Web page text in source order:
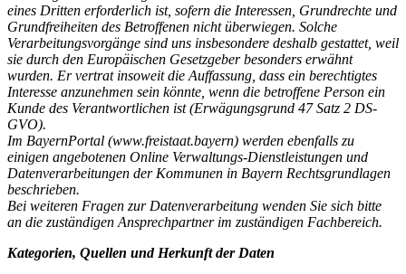
eines Dritten erforderlich ist, sofern die Interessen, Grundrechte und
Grundfreiheiten des Betroffenen nicht überwiegen. Solche
Verarbeitungsvorgänge sind uns insbesondere deshalb gestattet, weil
sie durch den Europäischen Gesetzgeber besonders erwähnt
wurden. Er vertrat insoweit die Auffassung, dass ein berechtigtes
Interesse anzunehmen sein könnte, wenn die betroffene Person ein
Kunde des Verantwortlichen ist (Erwägungsgrund 47 Satz 2 DS-
GVO).
Im BayernPortal (www.freistaat.bayern) werden ebenfalls zu
einigen angebotenen Online Verwaltungs-Dienstleistungen und
Datenverarbeitungen der Kommunen in Bayern Rechtsgrundlagen
beschrieben.
Bei weiteren Fragen zur Datenverarbeitung wenden Sie sich bitte
an die zuständigen Ansprechpartner im zuständigen Fachbereich.
Kategorien, Quellen und Herkunft der Daten